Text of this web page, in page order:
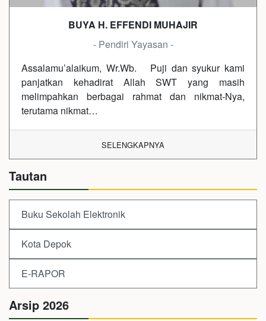
BUYA H. EFFENDI MUHAJIR
- Pendiri Yayasan -
Assalamu’alaikum, Wr.Wb. Puji dan syukur kami
panjatkan kehadirat Allah SWT yang masih
melimpahkan berbagai rahmat dan nikmat-Nya,
terutama nikmat…
SELENGKAPNYA
Tautan
Buku Sekolah Elektronik
Kota Depok
E-RAPOR
Arsip 2026